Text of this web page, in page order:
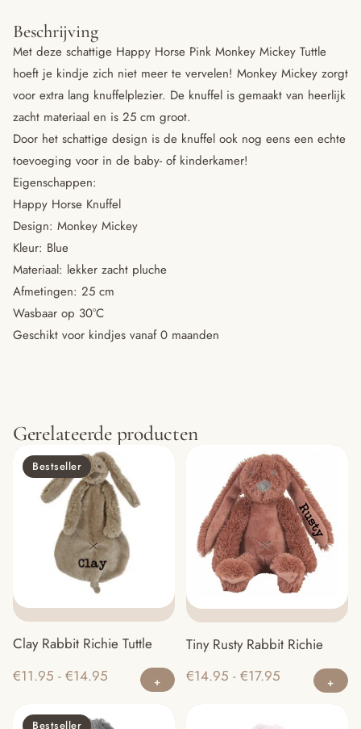
Beschrijving
Met deze schattige Happy Horse Pink Monkey Mickey Tuttle
hoeft je kindje zich niet meer te vervelen! Monkey Mickey zorgt
voor extra lang knuffelplezier. De knuffel is gemaakt van heerlijk
zacht materiaal en is 25 cm groot.
Door het schattige design is de knuffel ook nog eens een echte
toevoeging voor in de baby- of kinderkamer!
Eigenschappen:
Happy Horse Knuffel
Design: Monkey Mickey
Kleur: Blue
Materiaal: lekker zacht pluche
Afmetingen: 25 cm
Wasbaar op 30°C
Geschikt voor kindjes vanaf 0 maanden
Gerelateerde producten
Bestseller
Clay Rabbit Richie Tuttle
€11.95 - €14.95 Prijsklasse:
€11.95
tot
Dit
Tiny Rusty Rabbit Richie
€14.95 - €17.95 Prijsklasse:
€14.95
Bestseller